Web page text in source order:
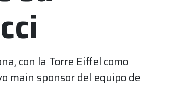
con la Torre Eiffel como
main sponsor del equipo de